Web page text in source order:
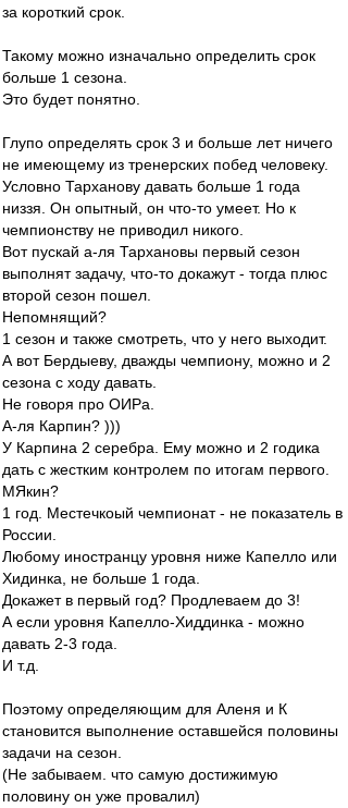
за короткий срок.
Такому можно изначально определить срок
больше 1 сезона.
Это будет понятно.
Глупо определять срок 3 и больше лет ничего
не имеющему из тренерских побед человеку.
Условно Тарханову давать больше 1 года
низзя. Он опытный, он что-то умеет. Но к
чемпионству не приводил никого.
Вот пускай а-ля Тархановы первый сезон
выполнят задачу, что-то докажут - тогда плюс
второй сезон пошел.
Непомнящий?
1 сезон и также смотреть, что у него выходит.
А вот Бердыеву, дважды чемпиону, можно и 2
сезона с ходу давать.
Не говоря про ОИРа.
А-ля Карпин? )))
У Карпина 2 серебра. Ему можно и 2 годика
дать с жестким контролем по итогам первого.
МЯкин?
1 год. Местечкоый чемпионат - не показатель в
России.
Любому иностранцу уровня ниже Капелло или
Хидинка, не больше 1 года.
Докажет в первый год? Продлеваем до 3!
А если уровня Капелло-Хиддинка - можно
давать 2-3 года.
И т.д.
Поэтому определяющим для Аленя и К
становится выполнение оставшейся половины
задачи на сезон.
(Не забываем. что самую достижимую
половину он уже провалил)